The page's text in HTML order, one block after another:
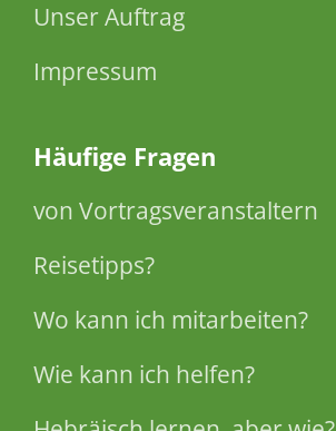
Unser Auftrag
Impressum
Häufige Fragen
von Vortragsveranstaltern
Reisetipps?
Wo kann ich mitarbeiten?
Wie kann ich helfen?